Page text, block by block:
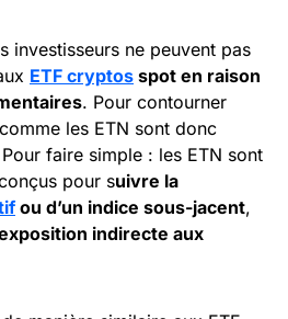
investisseurs ne peuvent pas
ETF cryptos spot en raison
. Pour contourner
les ETN sont donc
faire simple : les ETN sont
pour suivre la
ou d’un indice sous-jacent,
indirecte aux